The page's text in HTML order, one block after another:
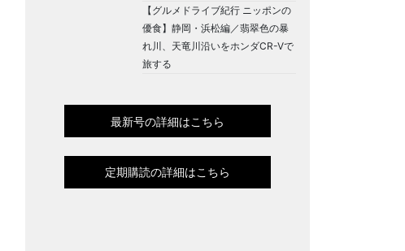
【グルメドライブ紀行 ニッポンの
優食】静岡・浜松編／翡翠色の暴
れ川、天竜川沿いをホンダCR-Vで
旅する
最新号の詳細はこちら
定期購読の詳細はこちら